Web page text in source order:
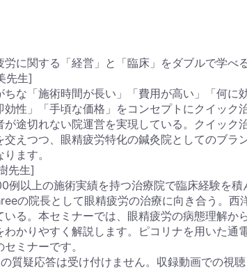
に関する「経営」と「臨床」をダブルで学べ
先生]
ちな「施術時間が長い」「費用が高い」「何に
効性」「手頃な価格」をコンセプトにクイック
が途切れない院運営を実現している。クイック
交えつつ、眼精疲労特化の鍼灸院としてのブ
ます。
先生]
例以上の施術実績を持つ治療院で臨床経験を
の院長として眼精疲労の治療に向き合う。西
いる。本セミナーでは、眼精疲労の病態理解か
わかりやすく解説します。ピコリナを用いた通
ミナーです。
質疑応答は受け付けません。収録動画での視聴